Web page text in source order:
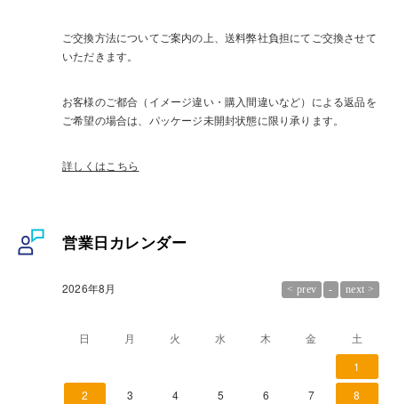
ご交換方法についてご案内の上、送料弊社負担にてご交換させて
いただきます。
お客様のご都合（イメージ違い・購入間違いなど）による返品を
ご希望の場合は、パッケージ未開封状態に限り承ります。
詳しくはこちら
営業日カレンダー
2026年8月
日 月 火 水 木 金
土
1
2
3 4 5 6 7
8